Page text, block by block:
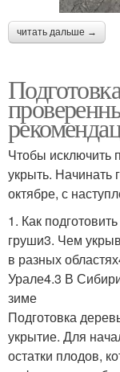
читать дальше →
Чтобы исключить
укрыть. Начинать
октябре, с
1. Как
груши3. Чем
в разных
Урале4.3 В
зиме
Подготовка
укрытие. Для
остатки плодов,